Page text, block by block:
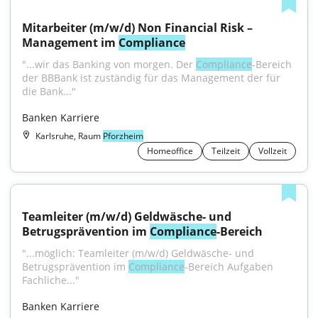
Mitarbeiter (m/w/d) Non Financial Risk –
Management im Compliance
"...wir das Banking von morgen. Der Compliance-Bereich
der BBBank ist zuständig für das Management der für
die Bank..."
Banken Karriere
Karlsruhe, Raum Pforzheim
Homeoffice
Teilzeit Vollzeit
Teamleiter (m/w/d) Geldwäsche- und
Betrugsprävention im Compliance-Bereich
"...möglich: Teamleiter (m/w/d) Geldwäsche- und
Betrugsprävention im Compliance-Bereich Aufgaben
Fachliche..."
Banken Karriere